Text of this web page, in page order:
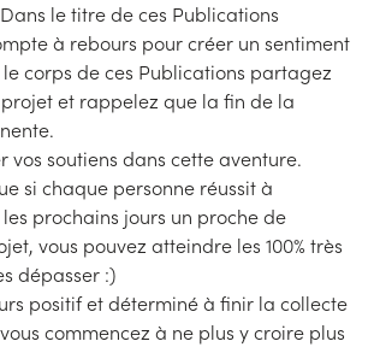
le titre de ces Publications
à rebours pour créer un sentiment
le corps de ces Publications partagez
et rappelez que la fin de la
vos soutiens dans cette aventure.
si chaque personne réussit à
prochains jours un proche de
vous pouvez atteindre les 100% très
dépasser :)
positif et déterminé à finir la collecte
commencez à ne plus y croire plus